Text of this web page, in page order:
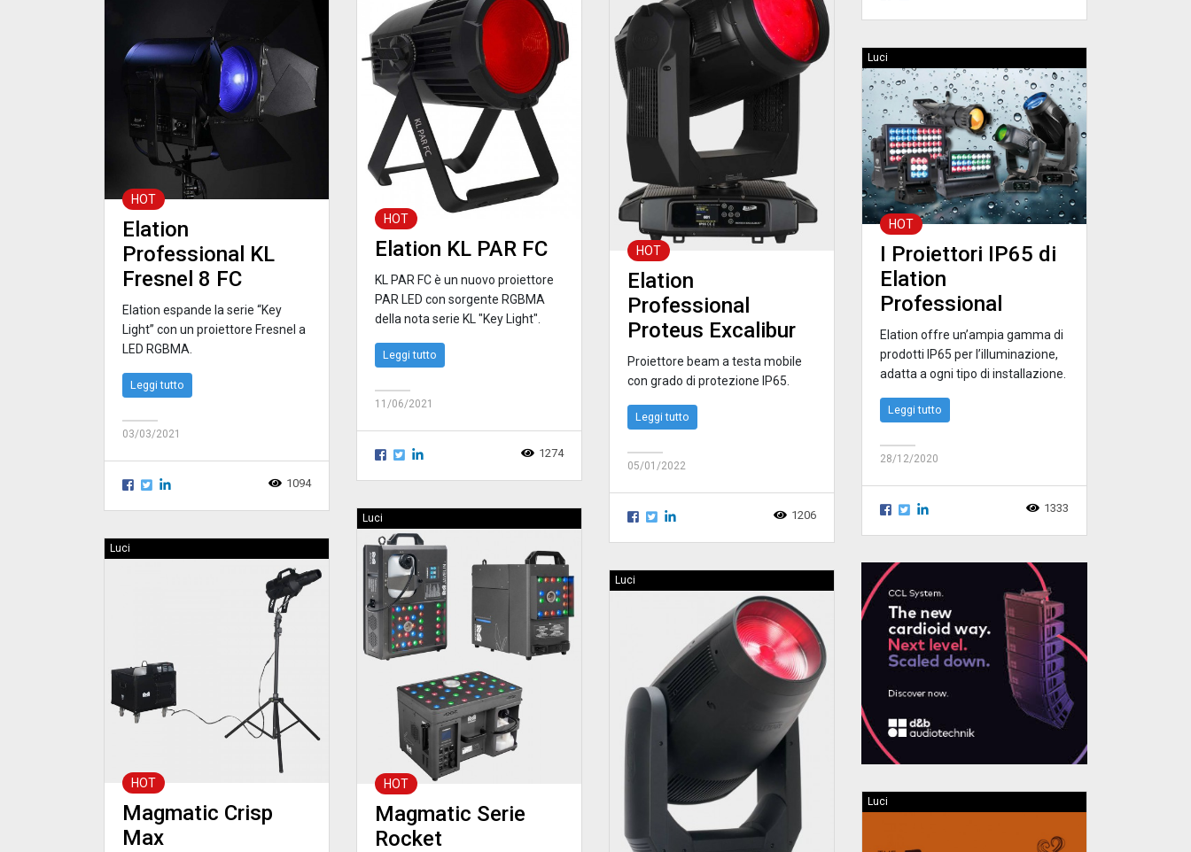
HOT
Elation
Professional
Proteus Excalibur
Proiettore beam a testa mobile
con grado di protezione IP65.
Leggi tutto
05/01/2022
1206
HOT
Elation KL PAR FC
KL PAR FC è un nuovo proiettore
PAR LED con sorgente RGBMA
della nota serie KL "Key Light".
Leggi tutto
11/06/2021
1274
HOT
Elation
Professional KL
Fresnel 8 FC
Elation espande la serie “Key
Light” con un proiettore Fresnel a
LED RGBMA.
Leggi tutto
03/03/2021
1094
Luci
HOT
I Proiettori IP65 di
Elation
Professional
Elation offre un’ampia gamma di
prodotti IP65 per l’illuminazione,
adatta a ogni tipo di installazione.
Leggi tutto
28/12/2020
1333
Luci
HOT
Magmatic Serie
Rocket
Luci
HOT
Magmatic Crisp
Max
Luci
Luci